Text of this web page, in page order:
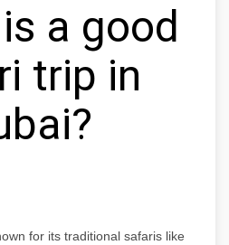
a good
trip in
for its traditional safaris like